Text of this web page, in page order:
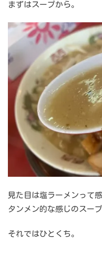
まずはスープから。
見た目は塩ラーメンって
タンメン的な感じのスープ
それではひとくち。